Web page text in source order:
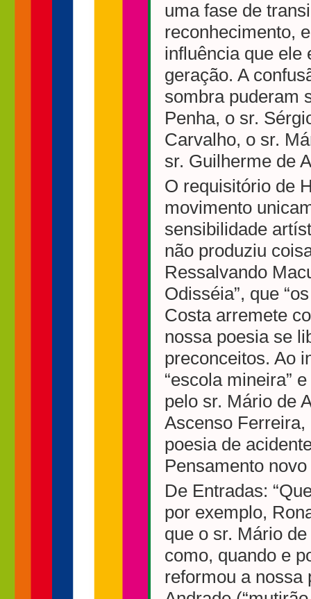
uma fase de
reconhecimento,
influência que ele
geração. A
sombra puderam
Penha, o sr.
Carvalho, o sr.
sr. Guilherme de
O requisitório de
movimento
sensibilidade
não produziu
Ressalvando
Odisséia”, que
Costa arremete
nossa poesia se
preconceitos. Ao
“escola mineira”
pelo sr. Mário de
Ascenso
poesia de
Pensamento
De Entradas:
por exemplo,
que o sr. Mário
como, quando e
reformou a nossa